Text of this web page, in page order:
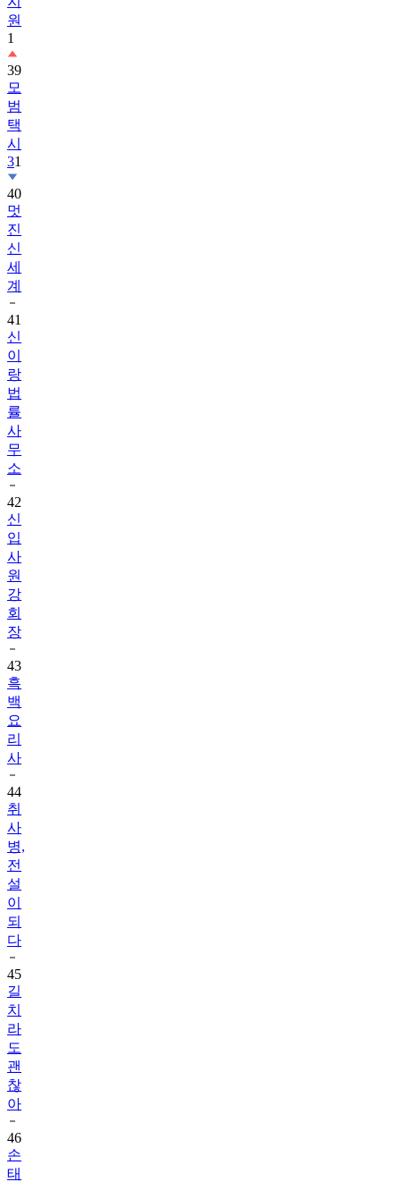
원
1
39
모
범
택
시
31
40
멋
진
신
세
계
41
신
이
랑
법
률
사
무
소
42
신
입
사
원
강
회
장
43
흑
백
요
리
사
44
취
사
병,
전
설
이
되
다
45
길
치
라
도
괜
찮
아
46
손
태